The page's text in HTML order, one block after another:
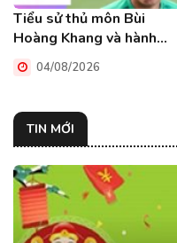
Tiểu sử thủ môn Bùi
Hoàng Khang và hành
trình chinh phục đỉnh cao
04/08/2026
TIN MỚI